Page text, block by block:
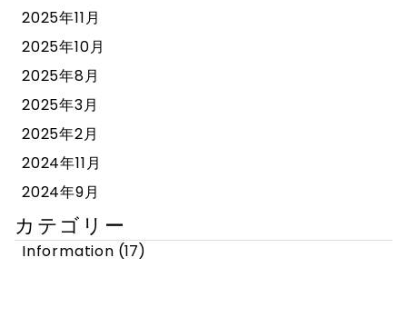
2025年11月
2025年10月
2025年8月
2025年3月
2025年2月
2024年11月
2024年9月
カテゴリー
Information (17)